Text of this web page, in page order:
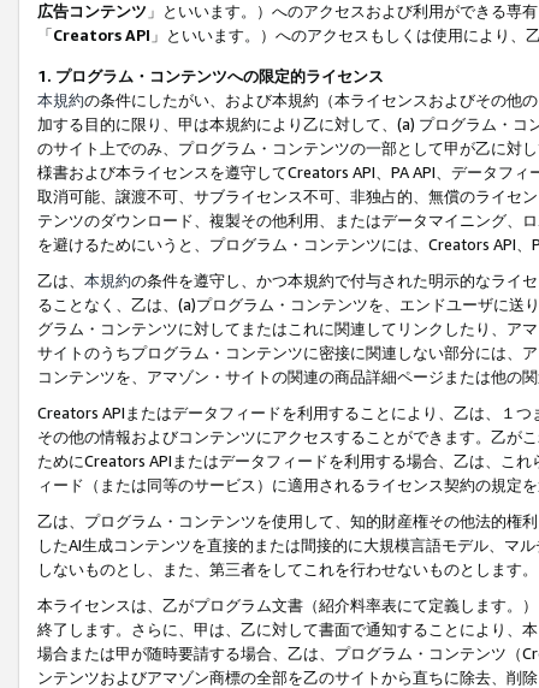
広告コンテンツ 」といいます。）へのアクセスおよび利用ができる専
「Creators API 」といいます。）へのアクセスもしくは使用により
1. プログラム・コンテンツへの限定的ライセンス
本規約の条件にしたがい、および本規約（本ライセンスおよびその他
加する目的に限り、甲は本規約により乙に対して、(a) プログラム・
のサイト上でのみ、プログラム・コンテンツの一部として甲が乙に対
様書および本ライセンスを遵守してCreators API、PA API、データフ
取消可能、譲渡不可、サブライセンス不可、非独占的、無償のライセ
テンツのダウンロード、複製その他利用、またはデータマイニング、
を避けるためにいうと、プログラム・コンテンツには、Creators API
乙は、 本規約の条件を遵守し、かつ本規約で付与された明示的なライ
ることなく、乙は、(a)プログラム・コンテンツを、エンドユーザに
グラム・コンテンツに対してまたはこれに関連してリンクしたり、ア
サイトのうちプログラム・コンテンツに密接に関連しない部分には、
コンテンツを、アマゾン・サイトの関連の商品詳細ページまたは他の
Creators APIまたはデータフィードを利用することにより、乙は、１
その他の情報およびコンテンツにアクセスすることができます。乙が
ためにCreators APIまたはデータフィードを利用する場合、乙は、こ
ィード（または同等のサービス）に適用されるライセンス契約の規定
乙は、プログラム・コンテンツを使用して、知的財産権その他法的権
したAI生成コンテンツを直接的または間接的に大規模言語モデル、マ
しないものとし、また、第三者をしてこれを行わせないものとします。
本ライセンスは、乙がプログラム文書（紹介料率表にて定義します。
終了します。さらに、甲は、乙に対して書面で通知することにより、
場合または甲が随時要請する場合、乙は、プログラム・コンテンツ（
ンテンツおよびアマゾン商標の全部を乙のサイトから直ちに除去、削